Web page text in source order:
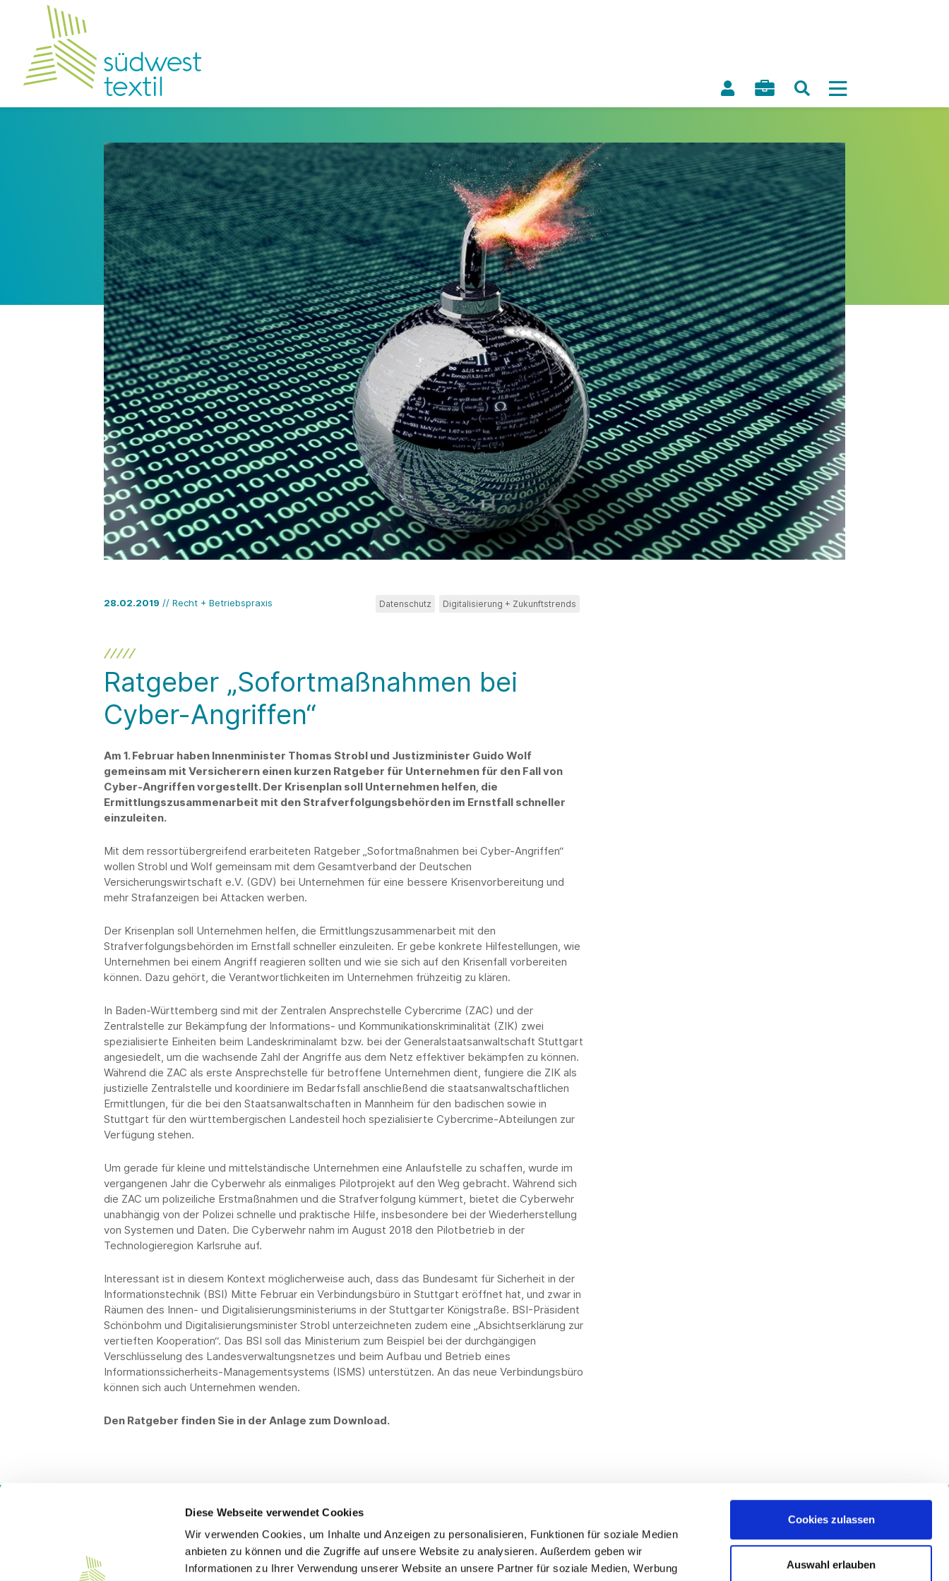
Diese Webseite verwendet Cookies
Wir verwenden Cookies, um Inhalte und Anzeigen zu personalisieren, Funktionen für soziale Medien
anbieten zu können und die Zugriffe auf unsere Website zu analysieren. Außerdem geben wir
Informationen zu Ihrer Verwendung unserer Website an unsere Partner für soziale Medien, Werbung
Cookies zulassen
Auswahl erlauben
28.02.2019 // Recht + Betriebspraxis Datenschutz Digitalisierung + Zukunftstrends
Ratgeber „Sofortmaßnahmen bei
Cyber-Angriffen“
Am 1. Februar haben Innenminister Thomas Strobl und Justizminister Guido Wolf
gemeinsam mit Versicherern einen kurzen Ratgeber für Unternehmen für den Fall von
Cyber-Angriffen vorgestellt. Der Krisenplan soll Unternehmen helfen, die
Ermittlungszusammenarbeit mit den Strafverfolgungsbehörden im Ernstfall schneller
einzuleiten.
Mit dem ressortübergreifend erarbeiteten Ratgeber „Sofortmaßnahmen bei Cyber-Angriffen“
wollen Strobl und Wolf gemeinsam mit dem Gesamtverband der Deutschen
Versicherungswirtschaft e.V. (GDV) bei Unternehmen für eine bessere Krisenvorbereitung und
mehr Strafanzeigen bei Attacken werben.
Der Krisenplan soll Unternehmen helfen, die Ermittlungszusammenarbeit mit den
Strafverfolgungsbehörden im Ernstfall schneller einzuleiten. Er gebe konkrete Hilfestellungen, wie
Unternehmen bei einem Angriff reagieren sollten und wie sie sich auf den Krisenfall vorbereiten
können. Dazu gehört, die Verantwortlichkeiten im Unternehmen frühzeitig zu klären.
In Baden-Württemberg sind mit der Zentralen Ansprechstelle Cybercrime (ZAC) und der
Zentralstelle zur Bekämpfung der Informations- und Kommunikationskriminalität (ZIK) zwei
spezialisierte Einheiten beim Landeskriminalamt bzw. bei der Generalstaatsanwaltschaft Stuttgart
angesiedelt, um die wachsende Zahl der Angriffe aus dem Netz effektiver bekämpfen zu können.
Während die ZAC als erste Ansprechstelle für betroffene Unternehmen dient, fungiere die ZIK als
justizielle Zentralstelle und koordiniere im Bedarfsfall anschließend die staatsanwaltschaftlichen
Ermittlungen, für die bei den Staatsanwaltschaften in Mannheim für den badischen sowie in
Stuttgart für den württembergischen Landesteil hoch spezialisierte Cybercrime-Abteilungen zur
Verfügung stehen.
Um gerade für kleine und mittelständische Unternehmen eine Anlaufstelle zu schaffen, wurde im
vergangenen Jahr die Cyberwehr als einmaliges Pilotprojekt auf den Weg gebracht. Während sich
die ZAC um polizeiliche Erstmaßnahmen und die Strafverfolgung kümmert, bietet die Cyberwehr
unabhängig von der Polizei schnelle und praktische Hilfe, insbesondere bei der Wiederherstellung
von Systemen und Daten. Die Cyberwehr nahm im August 2018 den Pilotbetrieb in der
Technologieregion Karlsruhe auf.
Interessant ist in diesem Kontext möglicherweise auch, dass das Bundesamt für Sicherheit in der
Informationstechnik (BSI) Mitte Februar ein Verbindungsbüro in Stuttgart eröffnet hat, und zwar in
Räumen des Innen- und Digitalisierungsministeriums in der Stuttgarter Königstraße. BSI-Präsident
Schönbohm und Digitalisierungsminister Strobl unterzeichneten zudem eine „Absichtserklärung zur
vertieften Kooperation“. Das BSI soll das Ministerium zum Beispiel bei der durchgängigen
Verschlüsselung des Landesverwaltungsnetzes und beim Aufbau und Betrieb eines
Informationssicherheits-Managementsystems (ISMS) unterstützen. An das neue Verbindungsbüro
können sich auch Unternehmen wenden.
Den Ratgeber finden Sie in der Anlage zum Download.
Südwesttextil e. V.
Service
Impressum
Folgen Sie uns